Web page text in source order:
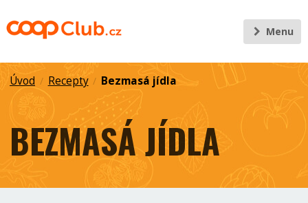
Menu
Úvod / Recepty / Bezmasá jídla
BEZMASÁ JÍDLA